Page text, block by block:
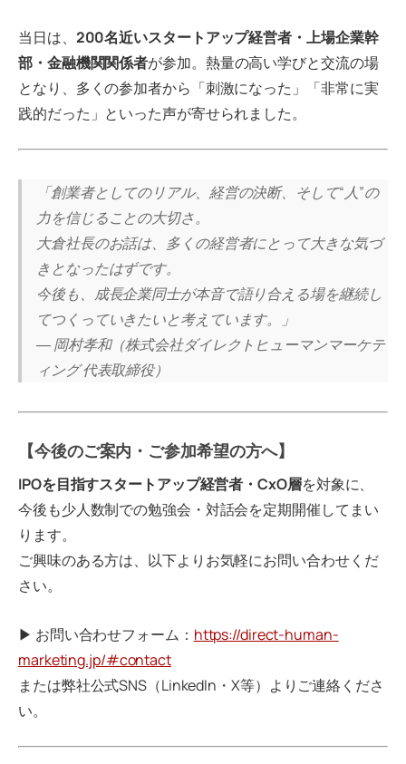
当日は、 200名近いスタートアップ経営者・上場企業幹
部・金融機関関係者が参加。熱量の高い学びと交流の場
となり、多くの参加者から「刺激になった」「非常に実
践的だった」といった声が寄せられました。
「創業者としてのリアル、経営の決断、そして“人”の
力を信じることの大切さ。
大倉社長のお話は、多くの経営者にとって大きな気づ
きとなったはずです。
今後も、成長企業同士が本音で語り合える場を継続し
てつくっていきたいと考えています。」
― 岡村孝和（株式会社ダイレクトヒューマンマーケテ
ィング 代表取締役）
【今後のご案内・ご参加希望の方へ】
IPOを目指すスタートアップ経営者・CxO層を対象に、
今後も少人数制での勉強会・対話会を定期開催してまい
ります。
ご興味のある方は、以下よりお気軽にお問い合わせくだ
さい。
▶ お問い合わせフォーム： https://direct-human-
marketing.jp/#contact
または弊社公式SNS（LinkedIn・X等）よりご連絡くださ
い。